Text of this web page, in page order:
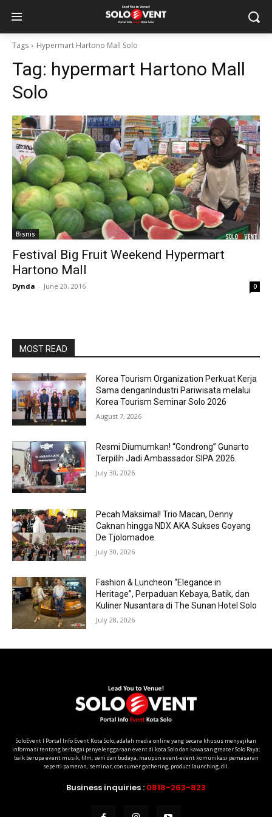
Tags Hypermart Hartono Mall Solo
Tag: hypermart Hartono Mall
Solo
Bisnis
Festival Big Fruit Weekend Hypermart
Hartono Mall
Dynda - June 20, 2016 0
MOST READ
Korea Tourism Organization Perkuat Kerja
Sama denganIndustri Pariwisata melalui
Korea Tourism Seminar Solo 2026
August 7, 2026
Resmi Diumumkan! “Gondrong” Gunarto
Terpilih Jadi Ambassador SIPA 2026.
July 30, 2026
Pecah Maksimal! Trio Macan, Denny
Caknan hingga NDX AKA Sukses Goyang
De Tjolomadoe.
July 30, 2026
Fashion & Luncheon “Elegance in
Heritage”, Perpaduan Kebaya, Batik, dan
Kuliner Nusantara di The Sunan Hotel Solo
July 28, 2026
SoloEvent I Portal Info Event Kota Solo, adalah media online yang secara khusus menyajikan
informasi tentang berbagai penyelenggaraan event di kota Solo dan kawasan greater Solo Raya;
baik berupa event musik, film, seni dan budaya, maupun event-event komunikasi pemasaran
seperti pameran, seminar, consumer gathering, product launching, dll.
Business inquiries : 0818-263-823